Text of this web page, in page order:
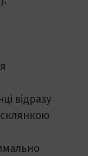
відразу